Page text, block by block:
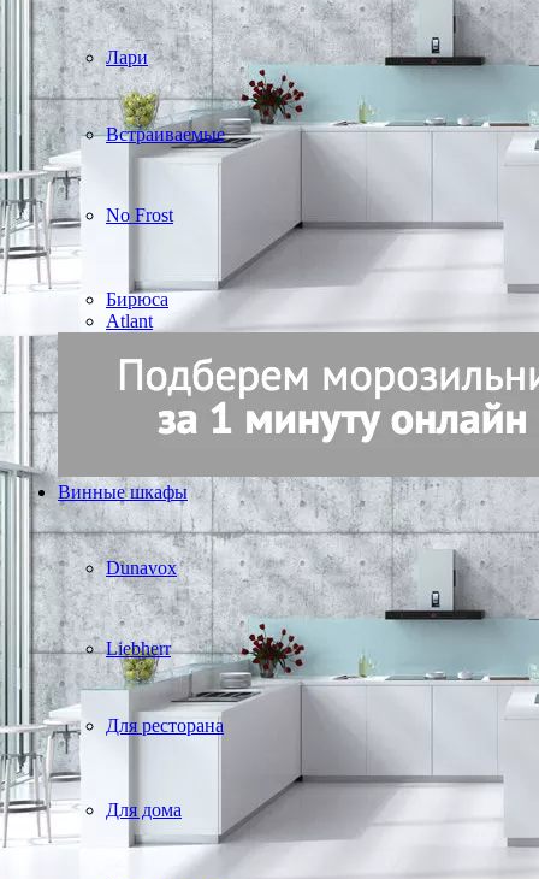
Лари
Встраиваемые
No Frost
Бирюса
Atlant
Винные шкафы
Dunavox
Liebherr
Для ресторана
Для дома